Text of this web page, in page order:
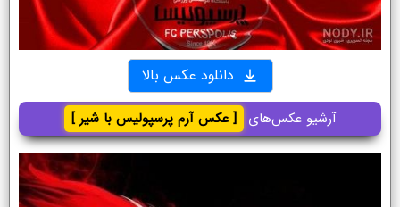
دانلود عکس بالا
آرشیو عکس‌های [ عکس آرم پرسپولیس با شیر ]